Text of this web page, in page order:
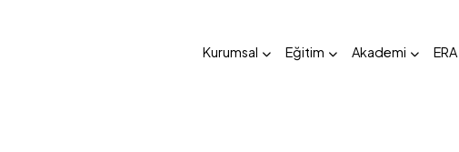
Kurumsal Eğitim Akademi